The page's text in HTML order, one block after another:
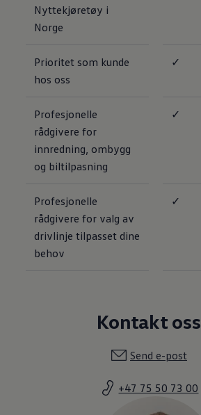
Nyttekjøretøy i
Norge
Prioritet som kunde
hos oss
✓
Profesjonelle
rådgivere for
innredning, ombygg
og biltilpasning
✓
Profesjonelle
rådgivere for valg av
drivlinje tilpasset dine
behov
✓
Kontakt oss
Send e-post
+47 75 50 73 00